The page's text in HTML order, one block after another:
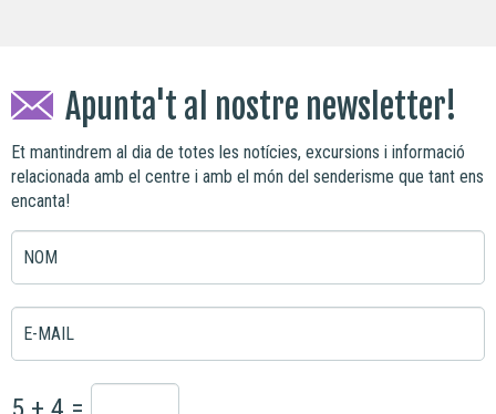
Apunta't al nostre newsletter!
Et mantindrem al dia de totes les notícies, excursions i informació
relacionada amb el centre i amb el món del senderisme que tant ens
encanta!
NOM
E-MAIL